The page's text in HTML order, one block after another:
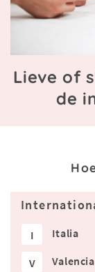
Lieve of
de
I Italia
V Valencia